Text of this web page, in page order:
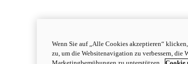
Wenn Sie auf „Alle Cookies akzeptieren“
zu, um die Websitenavigation zu verbessern, die